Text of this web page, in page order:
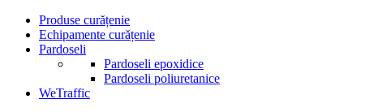
Produse curățenie
Echipamente curățenie
Pardoseli
Pardoseli epoxidice
Pardoseli poliuretanice
WeTraffic